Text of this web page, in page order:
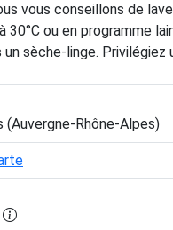
vous conseillons de
30°C ou en programme
un sèche-linge. Privilégiez
(Auvergne-Rhône-Alpes)